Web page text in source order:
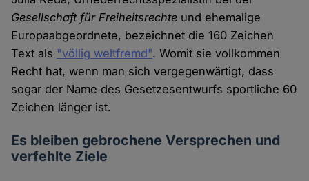
Gesellschaft für Freiheitsrechte und ehemalige
Europaabgeordnete, bezeichnet die 160 Zeichen
Text als "völlig weltfremd". Womit sie vollkommen
Recht hat, wenn man sich vergegenwärtigt, dass
sogar der Name des Gesetzesentwurfs sportliche 60
Zeichen länger ist.
Es bleiben gebrochene Versprechen und
verfehlte Ziele